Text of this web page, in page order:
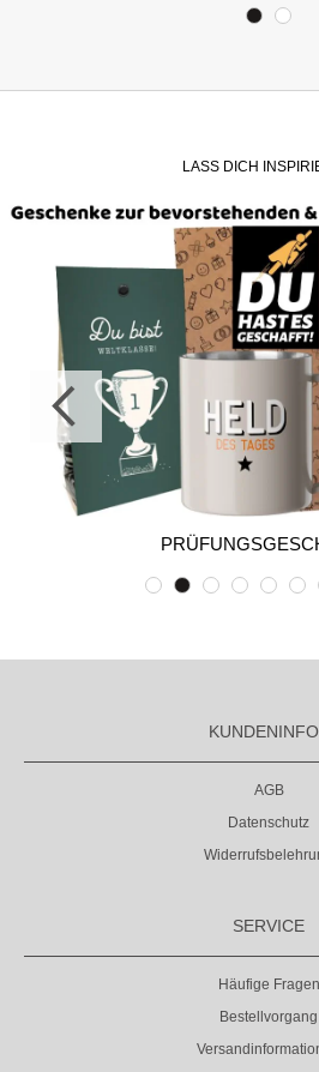
LASS DICH
AGB
Datenschutz
SERVICE
Häufige Fragen
Bestellvorgang